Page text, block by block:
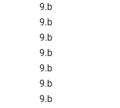
9.b
9.b
9.b
9.b
9.b
9.b
9.b